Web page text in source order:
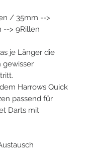
/ 35mm -->
--> 9Rillen
je Länger die
gewisser
Harrows Quick
passend für
Darts mit